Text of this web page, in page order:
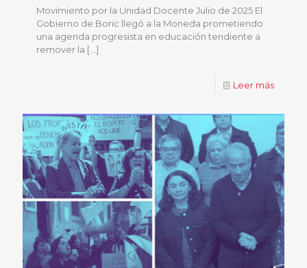
Movimiento por la Unidad Docente Julio de 2025 El
Gobierno de Boric llegó a la Moneda prometiendo
una agenda progresista en educación tendiente a
remover la […]
Leer más